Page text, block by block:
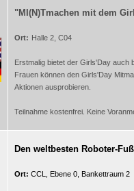
"MI(N)Tmachen mit dem
Ort: Halle 2, C04
Erstmalig bietet der Girls'Day auch
Frauen können den Girls'Day
Aktionen ausprobieren.
Teilnahme kostenfrei. Keine
Den weltbesten Roboter-
Ort: CCL, Ebene 0, Bankettraum 2